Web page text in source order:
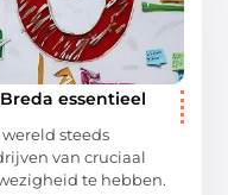
essentieel
steeds
van cruciaal
te hebben.